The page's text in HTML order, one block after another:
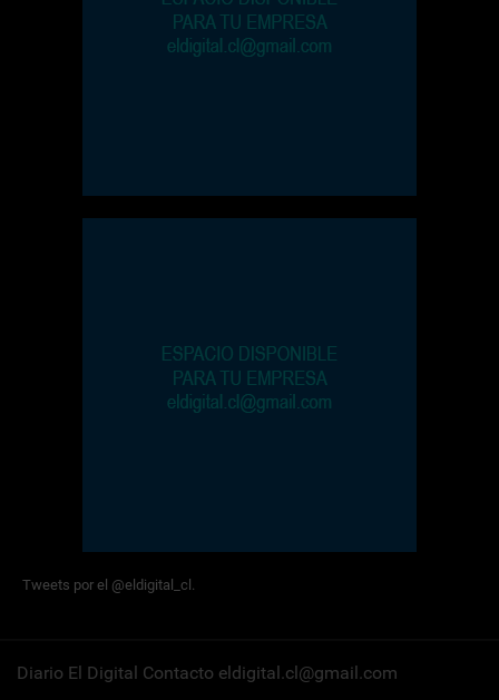
Tweets por el @eldigital_cl.
Diario El Digital Contacto eldigital.cl@gmail.com